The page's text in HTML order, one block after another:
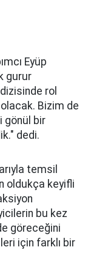
Eyüp
gurur
rol
Bizim de
gönül bir
dedi.
temsil
oldukça keyifli
bu kez
göreceğini
için farklı bir